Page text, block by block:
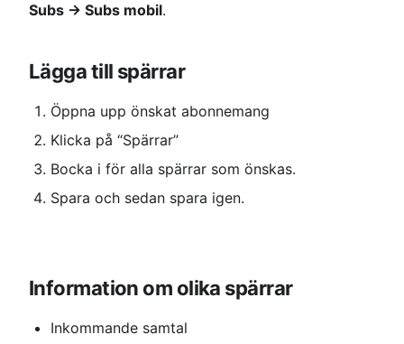
Subs → Subs mobil.
Lägga till spärrar
Öppna upp önskat abonnemang
Klicka på “Spärrar”
Bocka i för alla spärrar som önskas.
Spara och sedan spara igen.
Information om olika spärrar
Inkommande samtal